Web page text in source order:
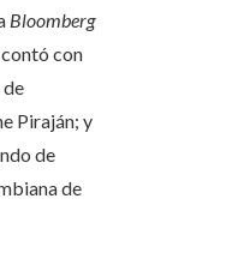
Bloomberg
con
de
Piraján; y
de
de